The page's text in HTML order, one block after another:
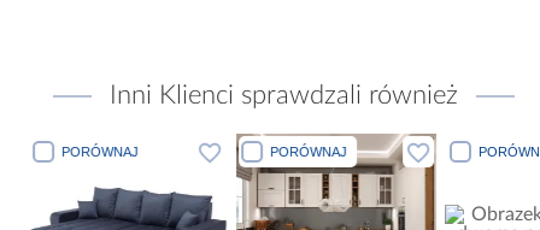
Inni Klienci sprawdzali również
PORÓWNAJ PORÓWNAJ